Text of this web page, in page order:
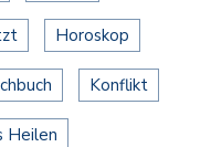
Horoskop
Konflikt
Heilen